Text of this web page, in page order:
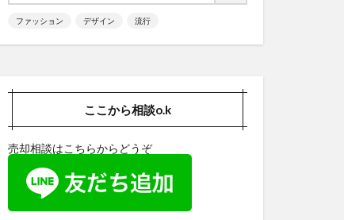
ファッション デザイン 流行
ここから相談o.k
売却相談はこちらからどうぞ